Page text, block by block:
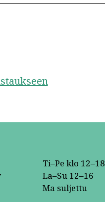
Ti–Pe klo 12–18
La–Su 12–16
Ma suljettu